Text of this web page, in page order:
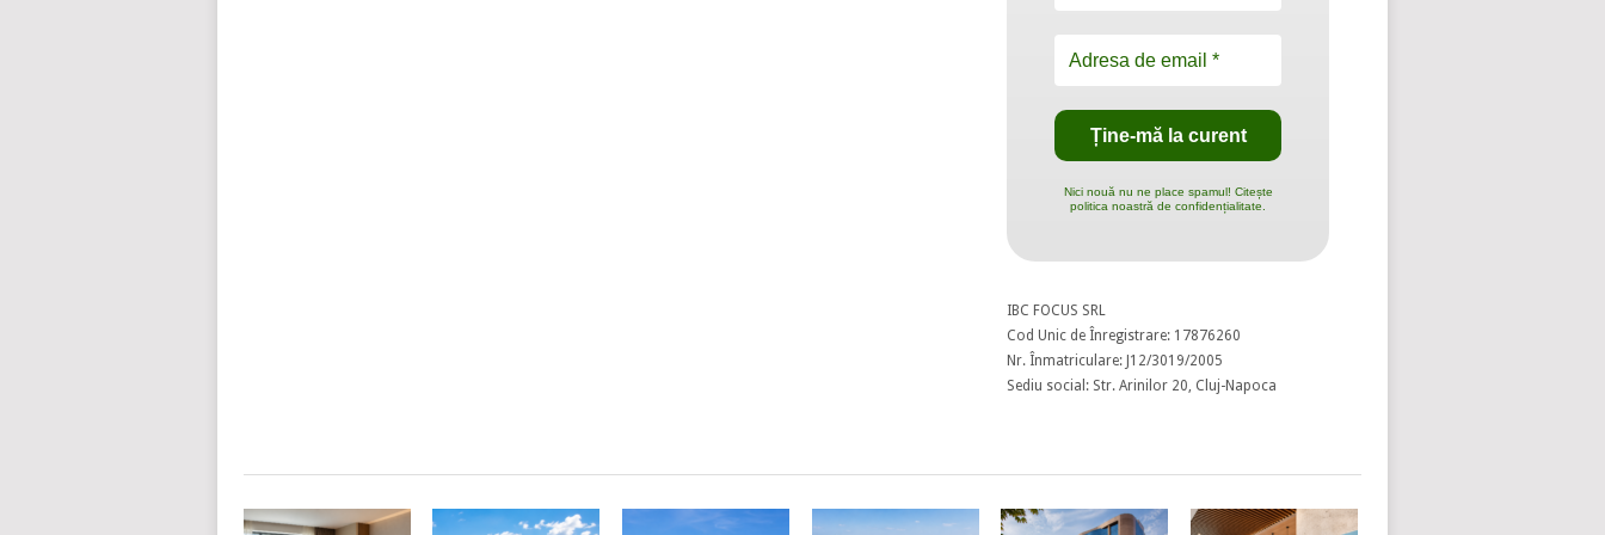
Nici nouă nu ne place spamul! Citește
politica noastră de confidențialitate.
IBC FOCUS SRL
Cod Unic de Înregistrare: 17876260
Nr. Înmatriculare: J12/3019/2005
Sediu social: Str. Arinilor 20, Cluj-Napoca